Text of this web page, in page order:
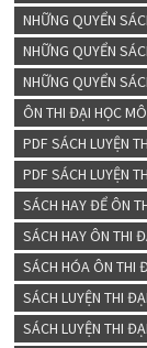
NHỮNG QUYỂN
NHỮNG QUYỂN
NHỮNG QUYỂN
ÔN THI ĐẠI HỌC
PDF SÁCH LUYỆN
PDF SÁCH LUYỆN
SÁCH HAY ĐỂ ÔN
SÁCH HAY ÔN THI
SÁCH HÓA ÔN THI
SÁCH LUYỆN THI
SÁCH LUYỆN THI